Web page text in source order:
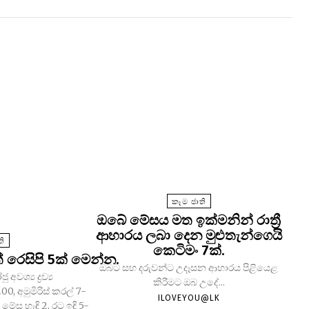
රෙසිපි 5ක් මෙන්න.
අමුමිරිස් කරල් 7-
හැඳි 2, රට ඉඳි 5-
කෑම ජාති
ඔබේ මේසය මත ඉක්මනින් රාත්‍රී
ආහාරය ලබා දෙන මුළුතැන්ගෙයි
කෙටිමං 7ක්.
ඔබට සහ දරුවන්ට උදෑසන ආහාරය පිළියෙළ
කිරීමට ඔබ උදේ...
ILOVEYOU@LK